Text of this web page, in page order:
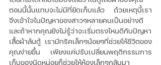
ตอนนี้นั้นแทบจะไม่มีที่ยัดเก็บแล้ว ด้วยเหตุนี้เรา
จึงเข้าใจในปัญหาของสาวๆหลายคนเป็นอย่างดี
และถ้าหากคุณยังไม่รู้ว่าจะเริ่มตรงไหนดีกับปัญหา
เสื้อผ้าล้นตู้ เรามีทริคเล็กๆน้อยๆที่ช่วยให้ชีวิตของ
คุณง่ายขึ้น เพียงแค่ปรับเปลี่ยนพฤติกรรมการ
เก็บของนิดหน่อยก็ช่วยให้ห้องเล็กๆกลับมา